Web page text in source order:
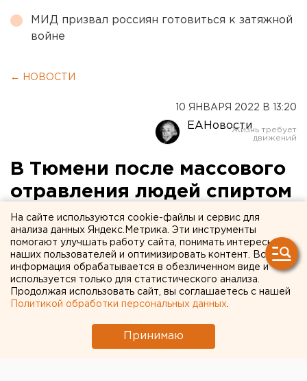
МИД призвал россиян готовиться к затяжной
войне
← НОВОСТИ
10 ЯНВАРЯ 2022 В 13:20
ЕАНовости
В Тюмени после массового
отравления людей спиртом
задержали 10 бутлегеров
На сайте используются cookie-файлы и сервис для
анализа данных Яндекс.Метрика. Эти инструменты
помогают улучшать работу сайта, понимать интересы
наших пользователей и оптимизировать контент. Вся
информация обрабатывается в обезличенном виде и
используется только для статистического анализа.
Продолжая использовать сайт, вы соглашаетесь с нашей
Политикой обработки персональных данных
Принимаю